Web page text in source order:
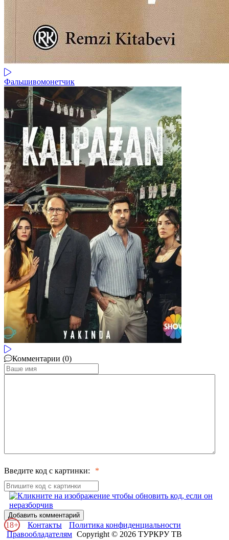
Фальшивомонетчик
Комментарии (0)
Введите код с картинки:
Добавить комментарий
18+ Контакты
Политика конфиденциальности
Правообладателям Copyright © 2026 ТУРКРУ ТВ